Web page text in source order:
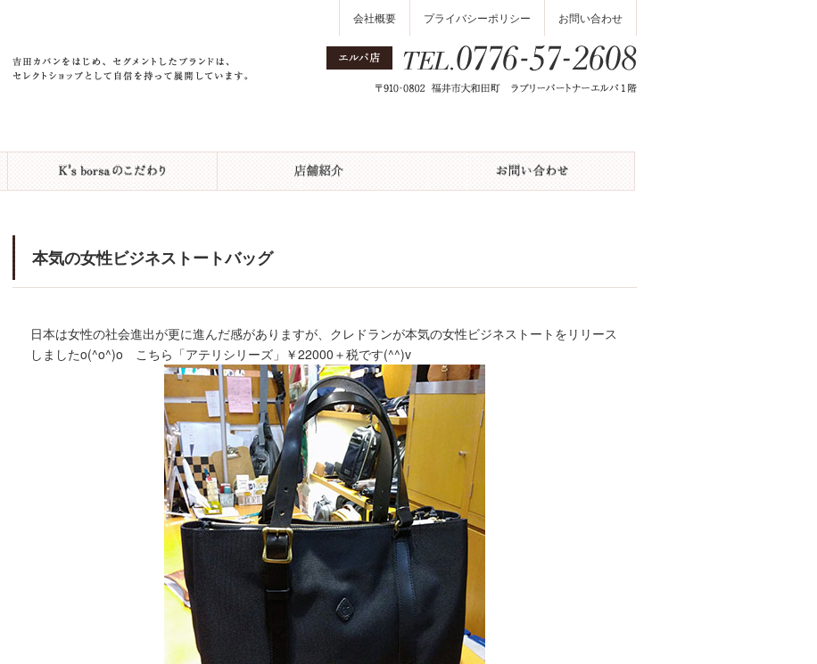
会社概要 プライバシーポリシー お問い合わせ
本気の女性ビジネストートバッグ
日本は女性の社会進出が更に進んだ感がありますが、クレドランが本気の女性ビジネストートをリリース
しましたo(^o^)o こちら「アテリシリーズ」￥22000＋税です(^^)v